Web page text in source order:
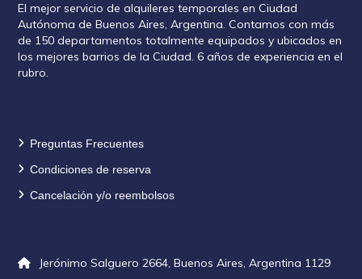
El mejor servicio de alquileres temporales en Ciudad
Autónoma de Buenos Aires, Argentina. Contamos con más
de 150 departamentos totalmente equipados y ubicados en
los mejores barrios de la Ciudad. 6 años de experiencia en el
rubro.
Preguntas Frecuentes
Condiciones de reserva
Cancelación y/o reembolsos
Jerónimo Salguero 2664, Buenos Aires, Argentina 1129